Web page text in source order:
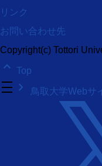
リンク
お問い合わせ先
Copyright(c) Tottori
keyboard_arrow_up Top
density_medium keyboard_arrow_right 鳥取大学Webサ